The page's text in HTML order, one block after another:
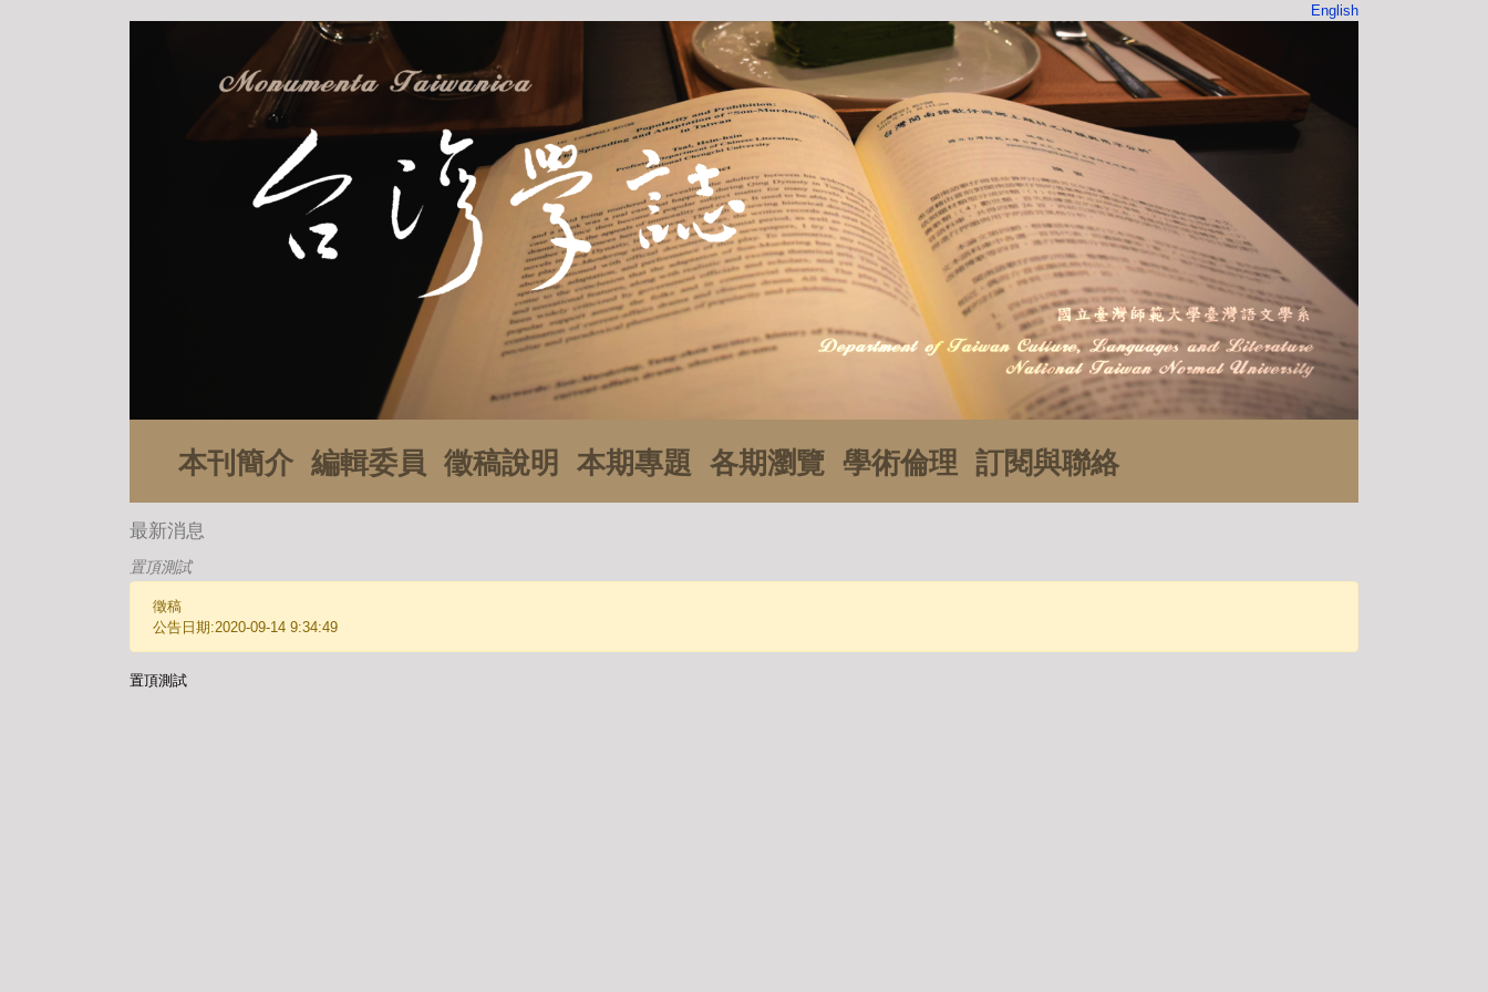
English
本刊簡介 編輯委員 徵稿說明 本期專題 各期瀏覽 學術倫理 訂閱與聯絡
最新消息
置頂測試
徵稿
公告日期:2020-09-14 9:34:49
置頂測試